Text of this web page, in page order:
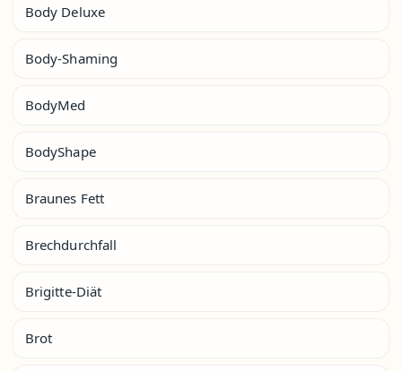
Body Deluxe
Body-Shaming
BodyMed
BodyShape
Braunes Fett
Brechdurchfall
Brigitte-Diät
Brot